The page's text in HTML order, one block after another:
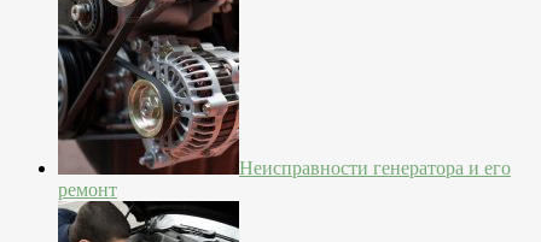
Неисправности генератора и его
ремонт